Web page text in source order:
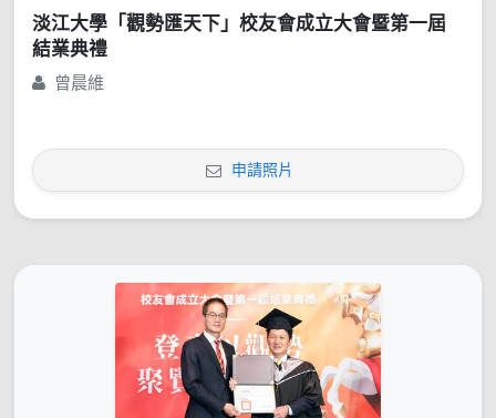
淡江大學「觀勢匯天下」校友會成立大會暨第一屆
結業典禮
曾晨維
申請照片